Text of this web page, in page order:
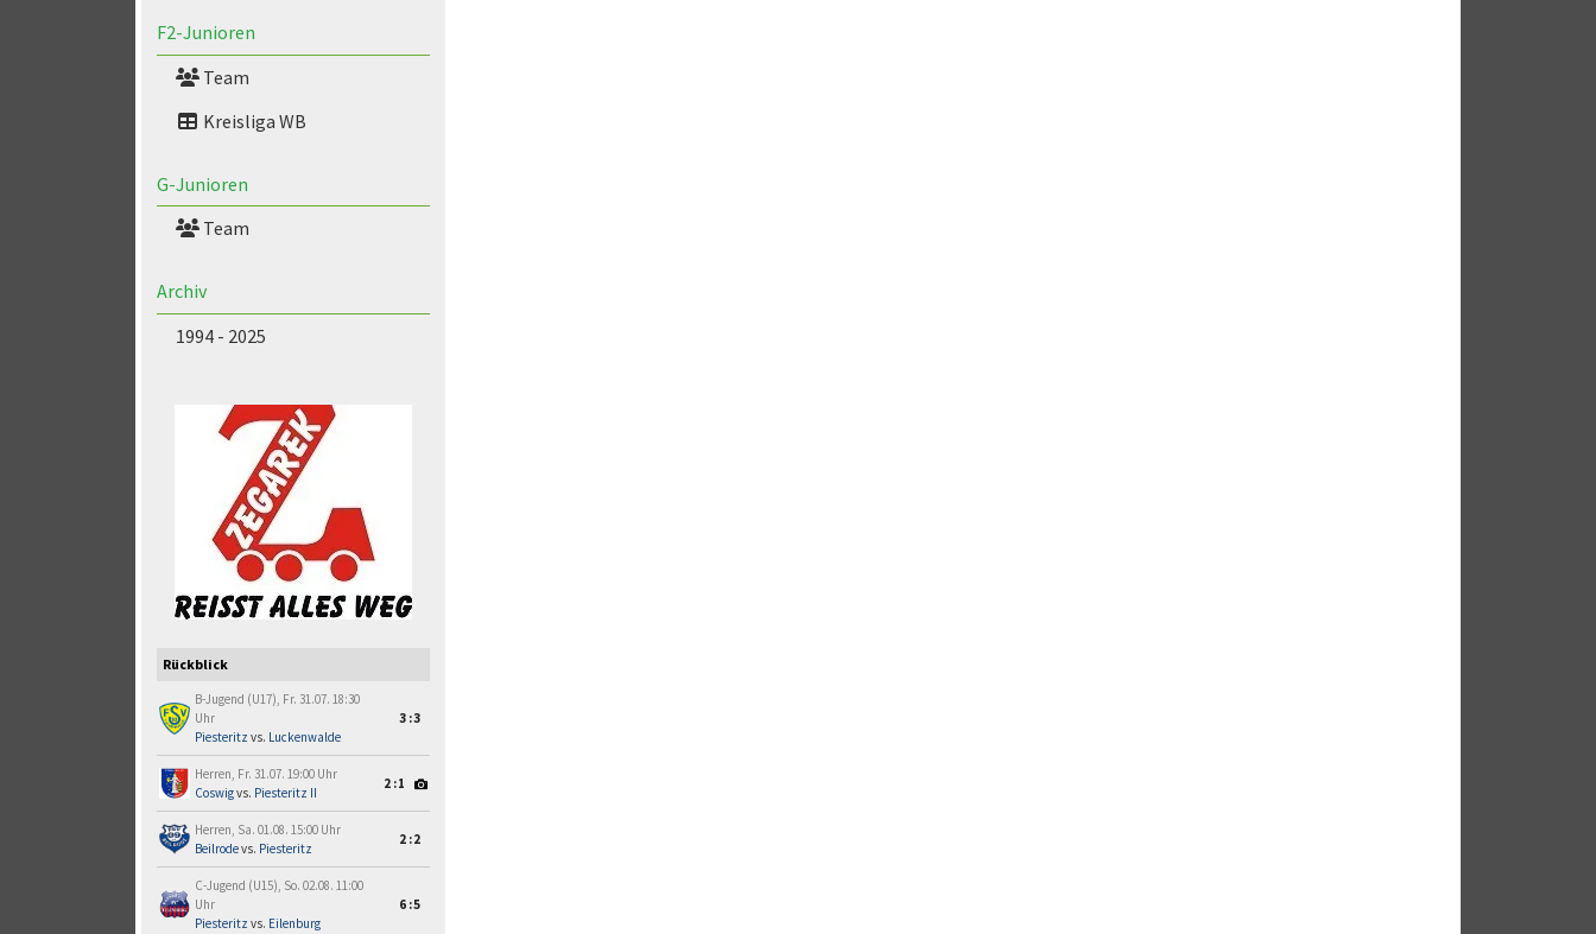
F2-Junioren
Team
Kreisliga WB
G-Junioren
Team
Archiv
1994 - 2025
Rückblick
B-Jugend (U17), Fr. 31.07. 18:30
Uhr
Piesteritz vs. Luckenwalde
3:3
Herren, Fr. 31.07. 19:00 Uhr
Coswigvs. Piesteritz II
2:1
Herren, Sa. 01.08. 15:00 Uhr
Beilrodevs. Piesteritz
2:2
C-Jugend (U15), So. 02.08. 11:00
Uhr
Piesteritz vs. Eilenburg
6:5